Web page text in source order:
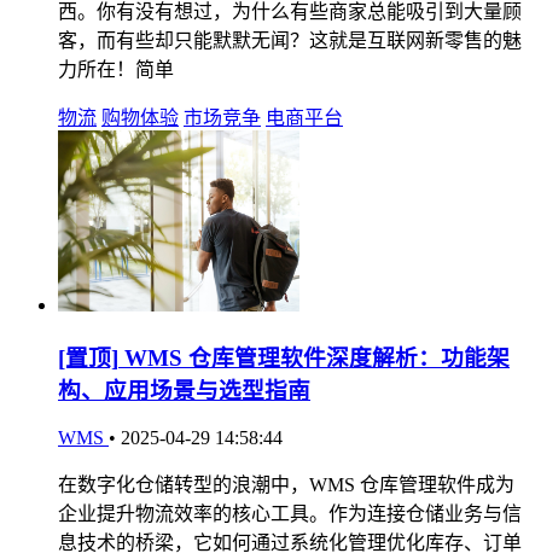
西。你有没有想过，为什么有些商家总能吸引到大量顾
客，而有些却只能默默无闻？这就是互联网新零售的魅
力所在！简单
物流 购物体验 市场竞争 电商平台
[置顶] WMS 仓库管理软件深度解析：功能架
构、应用场景与选型指南
WMS • 2025-04-29 14:58:44
在数字化仓储转型的浪潮中，WMS 仓库管理软件成为
企业提升物流效率的核心工具。作为连接仓储业务与信
息技术的桥梁，它如何通过系统化管理优化库存、订单